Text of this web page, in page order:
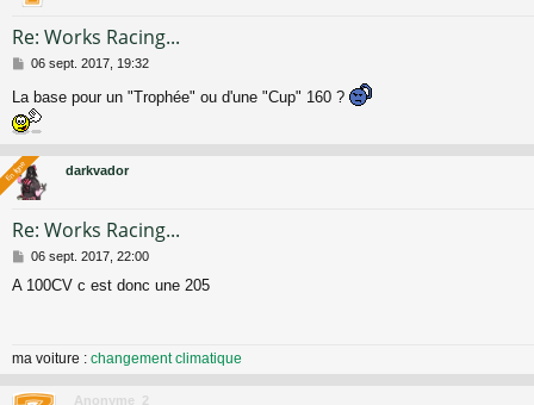
Re: Works Racing...
M
s
s
a
e
06 sept. 2017, 19:32
La base pour un "Trophée" ou d'une "Cup" 160 ?
darkvador
Re: Works Racing...
M
s
e
06 sept. 2017, 22:00
A 100CV c est donc une 205
ma voiture : changement climatique
En ligne
En ligne
Anonyme_2